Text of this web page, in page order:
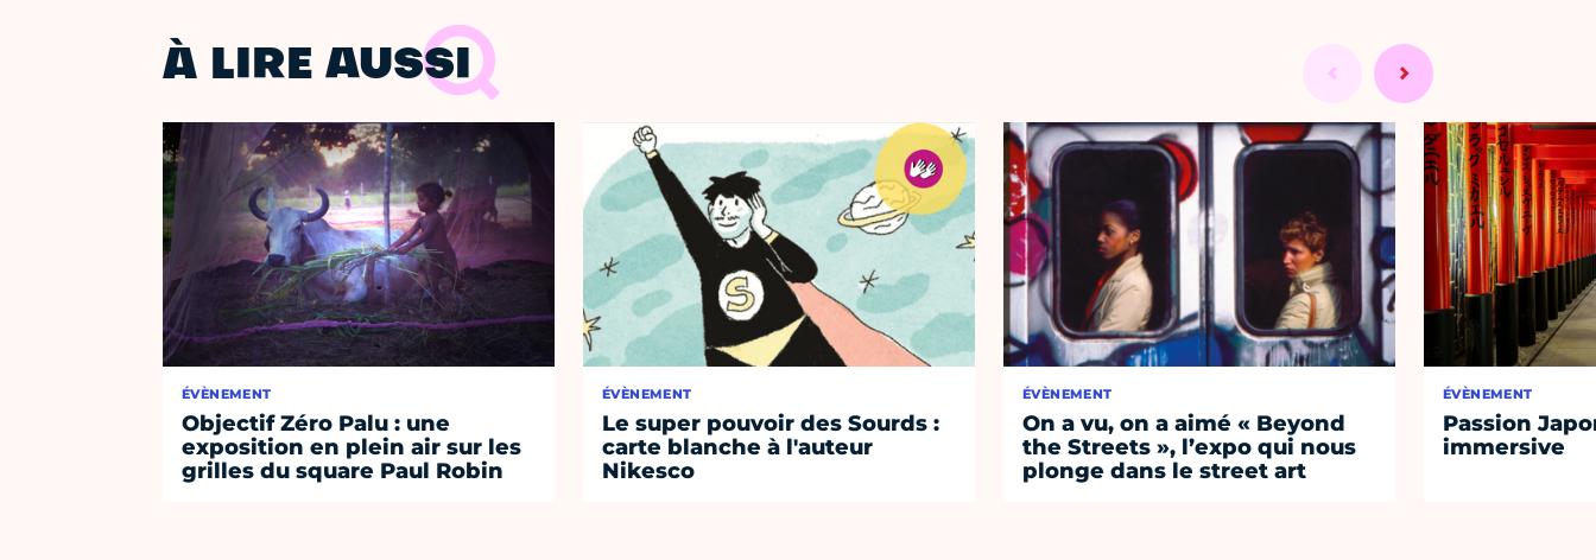
À LIRE AUSSI
ÉVÈNEMENT
Objectif Zéro Palu : une
exposition en plein air sur les
grilles du square Paul Robin
ÉVÈNEMENT
Le super pouvoir des Sourds :
carte blanche à l'auteur
Nikesco
ÉVÈNEMENT
On a vu, on a aimé « Beyond
the Streets », l’expo qui nous
plonge dans le street art
ÉVÈNEMENT
Passion
immersive